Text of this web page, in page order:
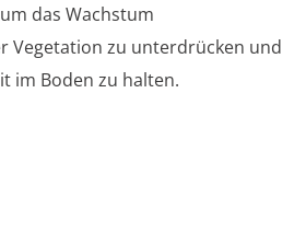
das Wachstum
Vegetation zu unterdrücken und
im Boden zu halten.